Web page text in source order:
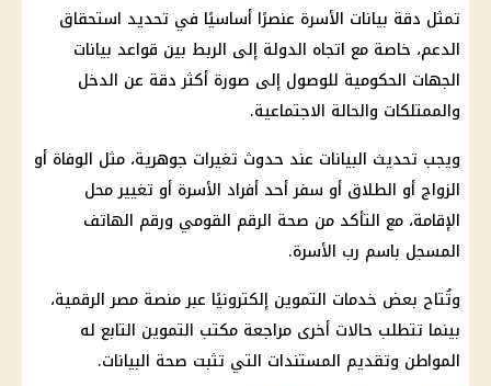
تمثل دقة بيانات الأسرة عنصرًا أساسيًا في تحديد استحقاق
الدعم، خاصة مع اتجاه الدولة إلى الربط بين قواعد بيانات
الجهات الحكومية للوصول إلى صورة أكثر دقة عن الدخل
والممتلكات والحالة الاجتماعية.
ويجب تحديث البيانات عند حدوث تغيرات جوهرية، مثل الوفاة أو
الزواج أو الطلاق أو سفر أحد أفراد الأسرة أو تغيير محل
الإقامة، مع التأكد من صحة الرقم القومي ورقم الهاتف
المسجل باسم رب الأسرة.
وتُتاح بعض خدمات التموين إلكترونيًا عبرمنصة مصر الرقمية،
بينما تتطلب حالات أخرى مراجعة مكتب التموين التابع له
المواطن وتقديم المستندات التي تثبت صحة البيانات.